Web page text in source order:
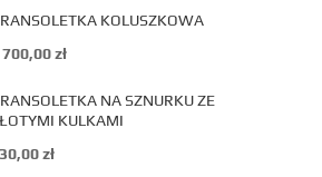
KOLUSZKOWA
700,00zł
NA SZNURKU ZE
KULKAMI
zł